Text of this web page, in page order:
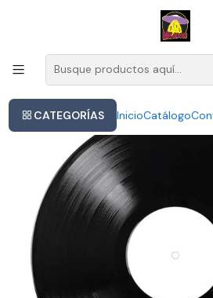
CATEGORÍAS InicioCatálogo
Este es el texto del slide